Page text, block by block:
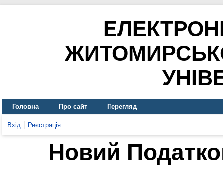
Головна Про сайт Перегляд
Вхід Реєстрація
Новий